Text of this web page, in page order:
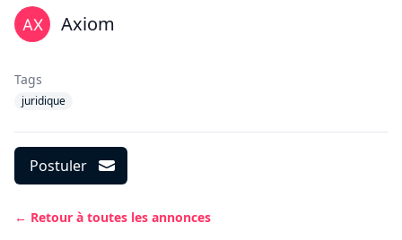
Axiom
Tags
juridique
Postuler
← Retour à toutes les annonces